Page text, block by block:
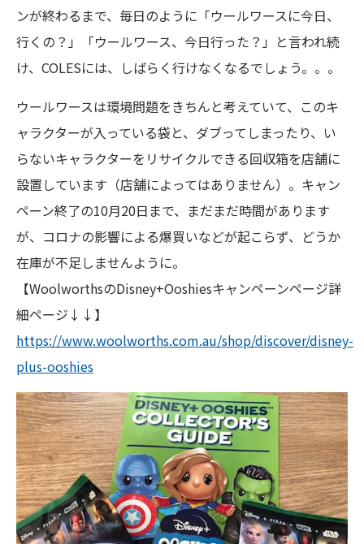
ンが終わるまで、毎日のように「ウールワースに今日、
行くの？」「ウールワース、今日行った？」と言われ続
け、COLESには、しばらく行けなくなるでしょう。。。
ウールワースは環境問題をきちんと考えていて、このキ
ャラクターが入っている袋と、ダブってしまったり、い
らないキャラクターをリサイクルできる回収箱を店舗に
設置しています（店舗によってはありません）。キャン
ペーン終了の10月20日まで、まだまだ時間があります
が、コロナの影響による爆買いなどが起こらず、どうか
在庫が不足しませんように。
【WoolworthsのDisney+Ooshiesキャンペーンページ詳
細ページ↓↓】
https://www.woolworths.com.au/shop/discover/disney-
plus-ooshies